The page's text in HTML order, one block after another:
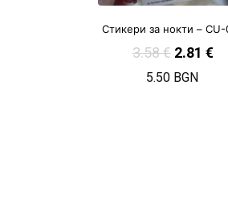
Стикери за нокти – CU-
3.58€ 2.81 €
5.50 BGN